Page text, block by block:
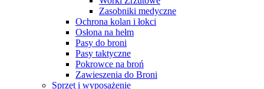
Zasobniki medyczne
Ochrona kolan i łokci
Osłona na hełm
Pasy do broni
Pasy taktyczne
Pokrowce na broń
Zawieszenia do Broni
Sprzęt i wyposażenie